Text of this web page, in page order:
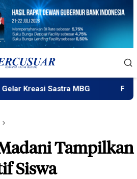
Sastra MBG Fatek Untad
Tampilkan
Siswa